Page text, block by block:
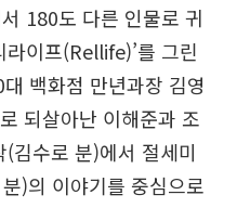
180도 다른 인물로 귀
이프(Rellife)’를 그린
백화점 만년과장 김영
되살아난 이해준과 조
김수로 분)에서 절세미
)의 이야기를 중심으로